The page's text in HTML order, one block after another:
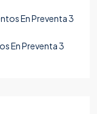
En Preventa 3